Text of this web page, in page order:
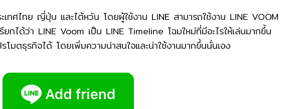
ะเทศไทย ญี่ปุ่น และไต้หวัน โดยผู้ใช้งาน LINE สามารถใช้งาน LINE VOOM
กได้ว่า LINE Voom เป็น LINE Timeline โฉมใหม่ที่มีอะไรให้เล่นมากขึ้น
มตธุรกิจได้ โดยเพิ่มความน่าสนใจและน่าใช้งานมากขึ้นนั่นเอง